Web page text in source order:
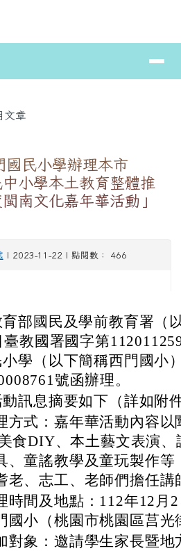
網
⏸
文章
國民小學辦理本市
中小學本土教育整體推
南文化嘉年華活動」
| 2023-11-22 | 點閱數： 466
部國民及學前教育署（
臺教國署國字第
小學（以下簡稱西門國小
號函辦理。
動訊息摘要如下（詳如附
方式：嘉年華活動內容
食DIY、本土藝文表演
、童謠教學及童玩製作
老、志工、老師們擔任
時間及地點：112年12月
國小（桃園市桃園區莒光
對象：邀請學生家長暨